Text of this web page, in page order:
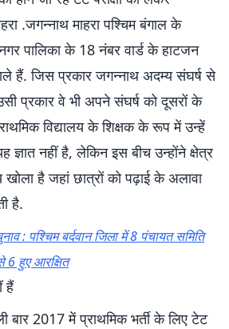
.जगन्नाथ माहरा पश्चिम बंगाल के
पालिका के 18 नंबर वार्ड के हाटजन
हैं. जिस प्रकार जगन्नाथ अदम्य संघर्ष से
प्रकार वे भी अपने संघर्ष को दूसरों के
विद्यालय के शिक्षक के रूप में उन्हें
ज्ञात नहीं है, लेकिन इस बीच उन्होंने क्षेत्र
खोला है जहां छात्रों को पढ़ाई के अलावा
है.
: पश्चिम बर्दवान जिला में 8 पंचायत समिति
6 हुए आरक्षित
हैं
बार 2017 में प्राथमिक भर्ती के लिए टेट